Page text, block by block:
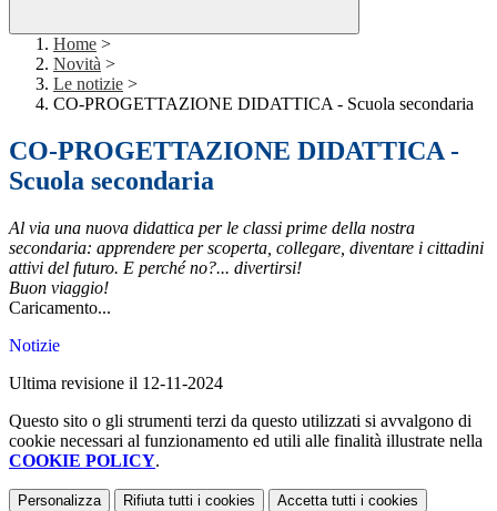
Home >
Novità >
Le notizie >
CO-PROGETTAZIONE DIDATTICA - Scuola secondaria
CO-PROGETTAZIONE DIDATTICA -
Scuola secondaria
Al via una nuova didattica per le classi prime della nostra
secondaria: apprendere per scoperta, collegare, diventare i cittadini
attivi del futuro. E perché no?... divertirsi!
Buon viaggio!
Caricamento...
Notizie
Ultima revisione il 12-11-2024
Questo sito o gli strumenti terzi da questo utilizzati si avvalgono di
cookie necessari al funzionamento ed utili alle finalità illustrate nella
COOKIE POLICY.
Personalizza Rifiuta tutti i cookies Accetta tutti i cookies